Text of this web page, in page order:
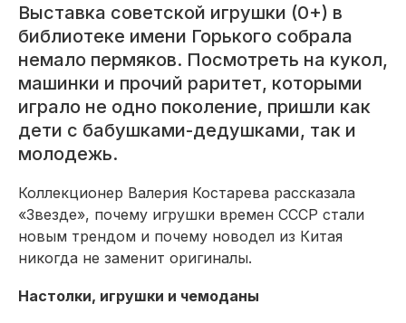
Выставка советской игрушки (0+) в
библиотеке имени Горького собрала
немало пермяков. Посмотреть на кукол,
машинки и прочий раритет, которыми
играло не одно поколение, пришли как
дети с бабушками-дедушками, так и
молодежь.
Коллекционер Валерия Костарева рассказала
«Звезде», почему игрушки времен СССР стали
новым трендом и почему новодел из Китая
никогда не заменит оригиналы.
Настолки, игрушки и чемоданы